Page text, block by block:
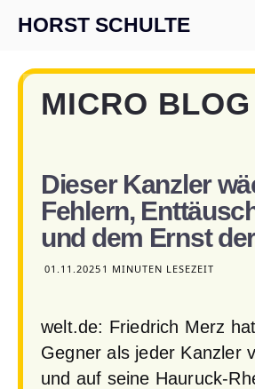
HORST SCHULTE
MICRO BLOG
Dieser Kanzler
Fehlern,
und dem Ernst
01.11.2025 1 MINUTEN LESEZEIT
welt.de: Friedrich Merz
Gegner als jeder Kanzler
und auf seine Hauruck-